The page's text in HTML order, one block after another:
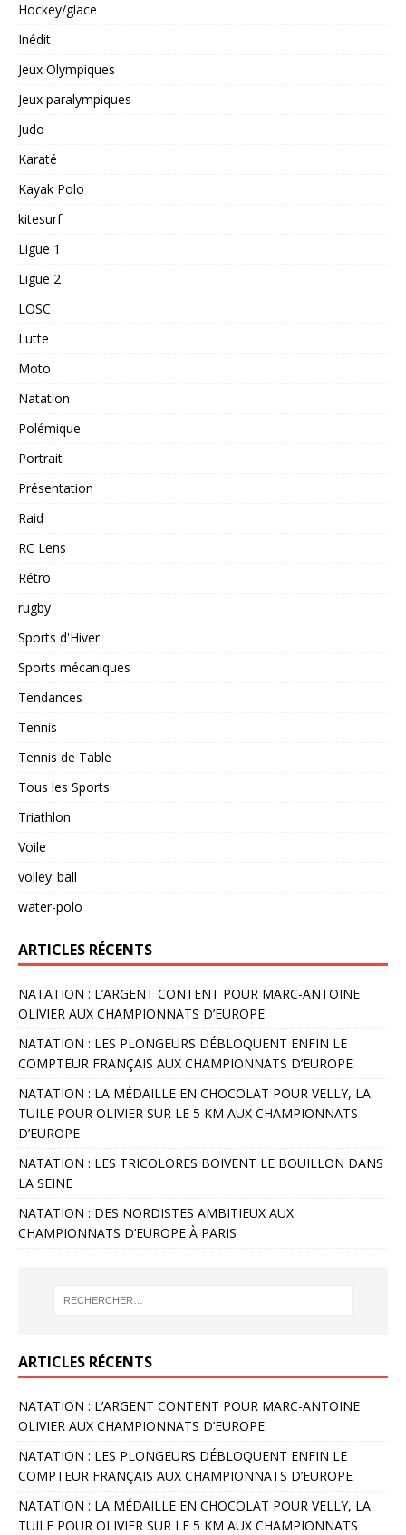
Hockey/glace
Inédit
Jeux Olympiques
Jeux paralympiques
Judo
Karaté
Kayak Polo
kitesurf
Ligue 1
Ligue 2
LOSC
Lutte
Moto
Natation
Polémique
Portrait
Présentation
Raid
RC Lens
Rétro
rugby
Sports d'Hiver
Sports mécaniques
Tendances
Tennis
Tennis de Table
Tous les Sports
Triathlon
Voile
volley_ball
water-polo
ARTICLES RÉCENTS
NATATION : L’ARGENT CONTENT POUR MARC-ANTOINE
OLIVIER AUX CHAMPIONNATS D’EUROPE
NATATION : LES PLONGEURS DÉBLOQUENT ENFIN LE
COMPTEUR FRANÇAIS AUX CHAMPIONNATS D’EUROPE
NATATION : LA MÉDAILLE EN CHOCOLAT POUR VELLY, LA
TUILE POUR OLIVIER SUR LE 5 KM AUX CHAMPIONNATS
D’EUROPE
NATATION : LES TRICOLORES BOIVENT LE BOUILLON DANS
LA SEINE
NATATION : DES NORDISTES AMBITIEUX AUX
CHAMPIONNATS D’EUROPE À PARIS
ARTICLES RÉCENTS
NATATION : L’ARGENT CONTENT POUR MARC-ANTOINE
OLIVIER AUX CHAMPIONNATS D’EUROPE
NATATION : LES PLONGEURS DÉBLOQUENT ENFIN LE
COMPTEUR FRANÇAIS AUX CHAMPIONNATS D’EUROPE
NATATION : LA MÉDAILLE EN CHOCOLAT POUR VELLY, LA
TUILE POUR OLIVIER SUR LE 5 KM AUX CHAMPIONNATS